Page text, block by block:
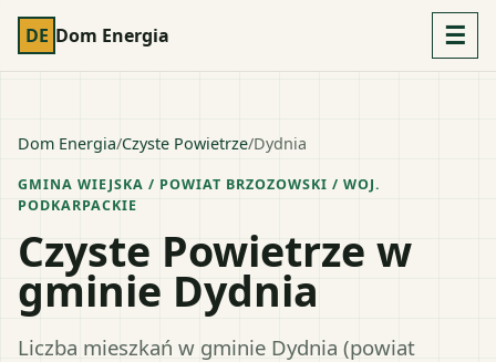
DE Dom Energia ☰
Dom Energia/Czyste Powietrze/Dydnia
GMINA WIEJSKA / POWIAT BRZOZOWSKI / WOJ.
PODKARPACKIE
Czyste Powietrze w
gminie Dydnia
Liczba mieszkań w gminie Dydnia (powiat